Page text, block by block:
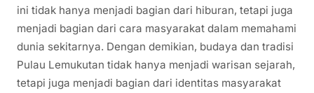
ini tidak hanya menjadi bagian dari hiburan, tetapi juga
menjadi bagian dari cara masyarakat dalam memahami
dunia sekitarnya. Dengan demikian, budaya dan tradisi
Pulau Lemukutan tidak hanya menjadi warisan sejarah,
tetapi juga menjadi bagian dari identitas masyarakat